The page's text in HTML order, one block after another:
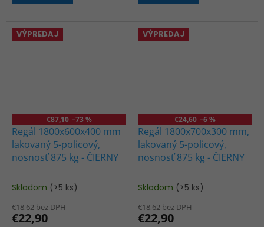
VÝPREDAJ
€87,10 –73 %
Regál 1800x600x400 mm
lakovaný 5-policový,
nosnosť 875 kg - ČIERNY
Priemerné
produktu
je
Skladom (>5 ks)
€18,62 bez DPH
€22,90
VÝPREDAJ
€24,60 –6 %
Regál 1800x700x300 mm,
lakovaný 5-policový,
nosnosť 875 kg - ČIERNY
Priemerné
produktu
je
Skladom (>5 ks)
€18,62 bez DPH
€22,90